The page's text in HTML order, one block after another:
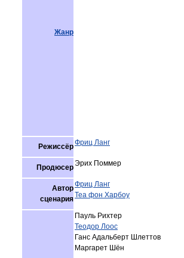
Жанр
РежиссёрФриц Ланг
ПродюсерЭрих Поммер
Автор
сценария
Фриц Ланг
Теа фон Харбоу
Пауль Рихтер
Теодор Лоос
Ганс Адальберт Шлеттов
Маргарет Шён